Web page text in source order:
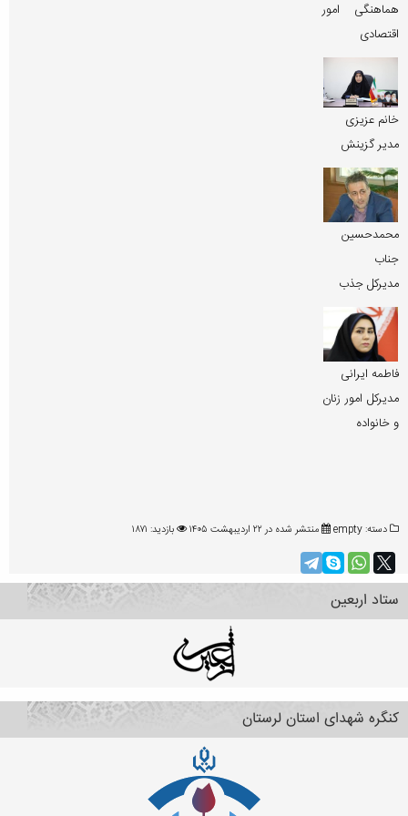
هماهنگی امور
اقتصادی
خانم عزیزی
مدیر گزینش
محمدحسین
جناب
مدیرکل جذب
فاطمه ایرانی
مدیرکل امور زنان
و خانواده
دسته:empty منتشر شده در ۲۲ ارديبهشت ۱۴۰۵ بازدید: ۱۸۷۱
ستاد اربعین
کنگره شهدای استان لرستان